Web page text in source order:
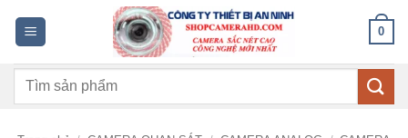
dung
0
Tìm